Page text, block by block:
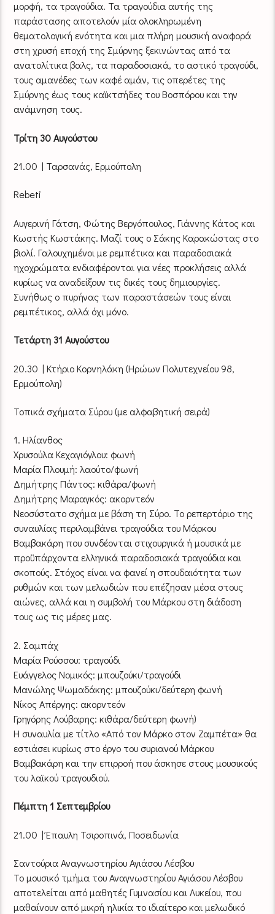
μορφή, τα τραγούδια. Τα τραγούδια αυτής της
παράστασης αποτελούν μία ολοκληρωμένη
θεματολογική ενότητα και μια πλήρη μουσική αναφορά
στη χρυσή εποχή της Σμύρνης ξεκινώντας από τα
ανατολίτικα βαλς, τα παραδοσιακά, το αστικό τραγούδι,
τους αμανέδες των καφέ αμάν, τις οπερέτες της
Σμύρνης έως τους καϊκτσήδες του Βοσπόρου και την
ανάμνηση τους.
Τρίτη 30 Αυγούστου
21.00 | Ταρσανάς, Ερμούπολη
Rebeti
Αυγερινή Γάτση, Φώτης Βεργόπουλος, Γιάννης Κάτος και
Κωστής Κωστάκης. Μαζί τους ο Σάκης Καρακώστας στο
βιολί. Γαλουχημένοι με ρεμπέτικα και παραδοσιακά
ηχοχρώματα ενδιαφέρονται για νέες προκλήσεις αλλά
κυρίως να αναδείξουν τις δικές τους δημιουργίες.
Συνήθως ο πυρήνας των παραστάσεών τους είναι
ρεμπέτικος, αλλά όχι μόνο.
Τετάρτη 31 Αυγούστου
20.30 | Κτήριο Κορνηλάκη (Ηρώων Πολυτεχνείου 98,
Ερμούπολη)
Τοπικά σχήματα Σύρου (με αλφαβητική σειρά)
1. Ηλίανθος
Χρυσούλα Κεχαγιόγλου: φωνή
Μαρία Πλουμή: λαούτο/φωνή
Δημήτρης Πάντος: κιθάρα/φωνή
Δημήτρης Μαραγκός: ακορντεόν
Νεοσύστατο σχήμα με βάση τη Σύρο. Το ρεπερτόριο της
συναυλίας περιλαμβάνει τραγούδια του Μάρκου
Βαμβακάρη που συνδέονται στιχουργικά ή μουσικά με
προϋπάρχοντα ελληνικά παραδοσιακά τραγούδια και
σκοπούς. Στόχος είναι να φανεί η σπουδαιότητα των
ρυθμών και των μελωδιών που επέζησαν μέσα στους
αιώνες, αλλά και η συμβολή του Μάρκου στη διάδοση
τους ως τις μέρες μας.
2. Σαμπάχ
Μαρία Ρούσσου: τραγούδι
Ευάγγελος Νομικός: μπουζούκι/τραγούδι
Μανώλης Ψωμαδάκης: μπουζούκι/δεύτερη φωνή
Νίκος Απέργης: ακορντεόν
Γρηγόρης Λούβαρης: κιθάρα/δεύτερη φωνή)
Η συναυλία με τίτλο «Από τον Μάρκο στον Ζαμπέτα» θα
εστιάσει κυρίως στο έργο του συριανού Μάρκου
Βαμβακάρη και την επιρροή που άσκησε στους μουσικούς
του λαϊκού τραγουδιού.
Πέμπτη 1 Σεπτεμβρίου
21.00 | Έπαυλη Τσιροπινά, Ποσειδωνία
Σαντούρια Αναγνωστηρίου Αγιάσου Λέσβου
Το μουσικό τμήμα του Αναγνωστηρίου Αγιάσου Λέσβου
αποτελείται από μαθητές Γυμνασίου και Λυκείου, που
μαθαίνουν από μικρή ηλικία το ιδιαίτερο και μελωδικό